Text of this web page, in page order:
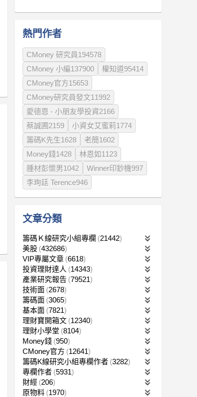
熱門作者
CMoney 研究員194578
CMoney 小編137900
權知道95414
CMoney官方15653
CMoney研究員發文11992
愛德恩 - 小朋友學投資2166
蔡誠圃2159
小資女艾蜜莉1774
籌碼K先生1628
老簡1602
Money錢1428
林恩如1123
腫材彭懷男1042
Winner印鈔機997
李珣廷 Terence946
文章分類
籌碼Ｋ線研究小組專欄
21442
美股 432686
VIP專屬文章 6618
投資理財達人
14343
產業研究報告 79521
技術面 2678
籌碼面 3065
基本面 7821
理財寶開箱文 12340
理財小學堂 8104
Money錢 950
CMoney官方 12641
籌碼K線研究小組專欄作者 3282
專欄作者 5931
財經 206
原物料 1970